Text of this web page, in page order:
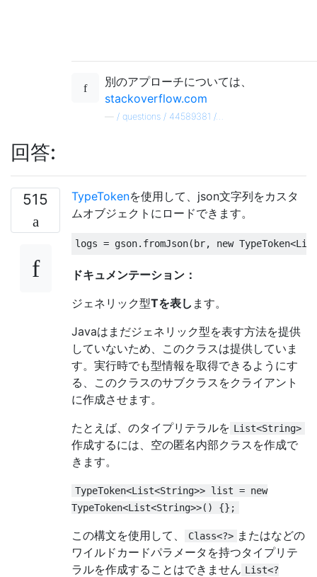
別のアプローチについては、
stackoverflow.com
/ questions / 44589381 /…
回答:
515 TypeTokenを使用して、json文字列をカスタ
ムオブジェクトにロードできます。
logs = gson. fromJson(br, new TypeToken<
ドキュメンテーション：
ジェネリック型Tを表し ます。
Javaはまだジェネリック型を表す方法を提供
していないため、このクラスは提供していま
す。実行時でも型情報を取得できるようにす
る、このクラスのサブクラスをクライアント
に作成させます。
たとえば、のタイプリテラルを List<String>
作成するには、空の匿名内部クラスを作成で
きます。
TypeToken<List<String>> list = new
TypeToken<List<String>>() {};
この構文を使用して、 Class<?> またはなどの
ワイルドカードパラメータを持つタイプリテ
ラルを作成することはできません List<?